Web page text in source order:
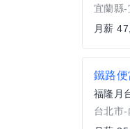
宜蘭縣-
月薪
鐵路
福隆月
台北市-